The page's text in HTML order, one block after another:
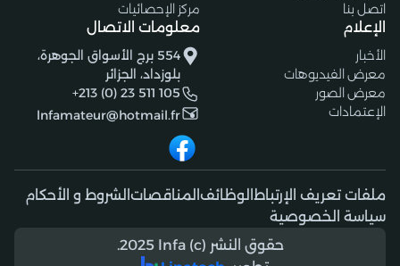
اتصل بنا
مركز الإحصائيات
الإعلام
الأخبار
معرض الفيديوهات
معرض الصور
الإعتمادات
معلومات الاتصال
554 برج الأسواق الجوهرة،
بلوزداد، الجزائر
+213 (0) 23 511 105
lnfamateur@hotmail.fr
ملفات تعريف الإرتباط الوظائف المناقصات الشروط و الأحكام
سياسة الخصوصية
حقوق النشر (c) 2025 lnfa.